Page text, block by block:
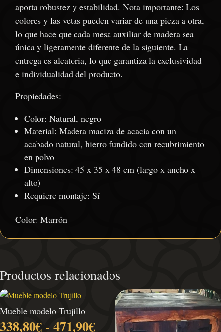
aporta robustez y estabilidad. Nota importante: Los
colores y las vetas pueden variar de una pieza a otra,
lo que hace que cada mesa auxiliar de madera sea
única y ligeramente diferente de la siguiente. La
entrega es aleatoria, lo que garantiza la exclusividad
e individualidad del producto.
Propiedades:
Color: Natural, negro
Material: Madera maciza de acacia con un
acabado natural, hierro fundido con recubrimiento
en polvo
Dimensiones: 45 x 35 x 48 cm (largo x ancho x
alto)
Requiere montaje: Sí
Color: Marrón
Productos relacionados
Mueble modelo Trujillo
338,80€ - 471,90€Rango